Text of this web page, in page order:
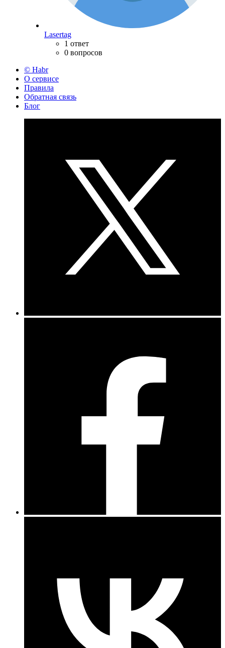
Lasertag
1 ответ
0 вопросов
© Habr
О сервисе
Правила
Обратная связь
Блог